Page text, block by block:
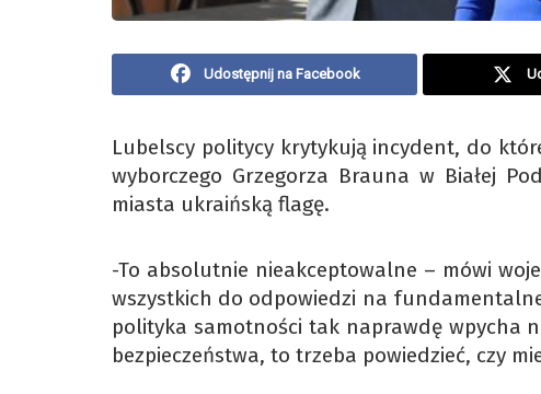
Udostępnij na Facebook
Lubelscy politycy krytykują incydent, do
wyborczego Grzegorza Brauna w Białej
miasta ukraińską flagę.
-To absolutnie nieakceptowalne – mówi
wszystkich do odpowiedzi na
polityka samotności tak naprawdę wpycha
bezpieczeństwa, to trzeba powiedzieć, czy